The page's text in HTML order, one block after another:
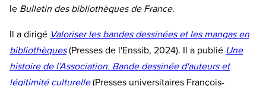
le Bulletin des bibliothèques de France.
Il a dirigé Valoriser les bandes dessinées et les mangas en
bibliothèques(Presses de l'Enssib, 2024). Il a publié Une
histoire de l’Association. Bande dessinée d'auteurs et
légitimité culturelle(Presses universitaires François-